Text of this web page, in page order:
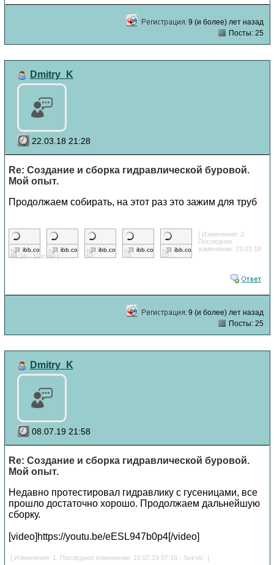
9 (и более) лет назад
Посты: 25
Dmitry_K
22.03.18 21:28
Re: Создание и сборка гидравлической буровой.
Мой опыт.
Продолжаем собирать, на этот раз это зажим для труб
ibb.co ibb.co ibb.co ibb.co ibb.co
[ Изменения: 2.
Последнее
изменение: 23.03.18
06:16 - Svirvic. ]
9 (и более) лет назад
Посты: 25
Dmitry_K
08.07.19 21:58
Re: Создание и сборка гидравлической буровой.
Мой опыт.
Недавно протестировал гидравлику с гусеницами, все
прошло достаточно хорошо. Продолжаем дальнейшую
сборку.
[video]https://youtu.be/eESL947b0p4[/video]
[ Изменения: 1. Последнее изменение: 10.07.19 07:16 - Svirvic. ]